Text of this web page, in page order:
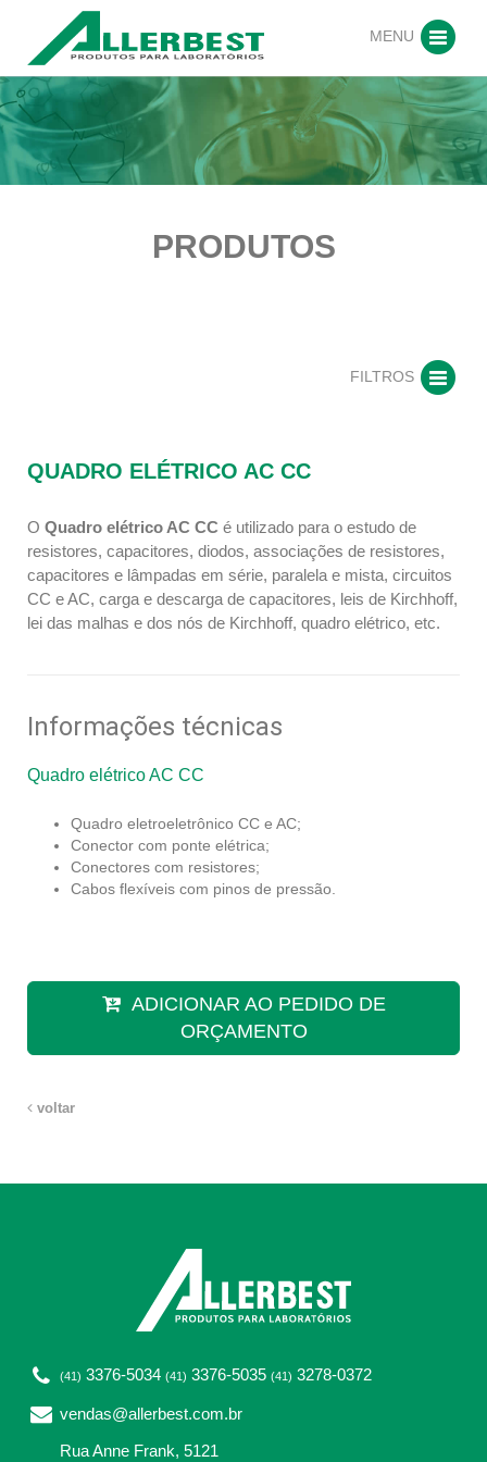
MENU
PRODUTOS
FILTROS
QUADRO ELÉTRICO AC CC
O Quadro elétrico AC CC é utilizado para o estudo de
resistores, capacitores, diodos, associações de resistores,
capacitores e lâmpadas em série, paralela e mista, circuitos
CC e AC, carga e descarga de capacitores, leis de Kirchhoff,
lei das malhas e dos nós de Kirchhoff, quadro elétrico, etc.
Informações técnicas
Quadro elétrico AC CC
Quadro eletroeletrônico CC e AC;
Conector com ponte elétrica;
Conectores com resistores;
Cabos flexíveis com pinos de pressão.
ADICIONAR AO PEDIDO DE
ORÇAMENTO
voltar
(41) 3376-5034 (41) 3376-5035 (41) 3278-0372
vendas@allerbest.com.br
Rua Anne Frank, 5121